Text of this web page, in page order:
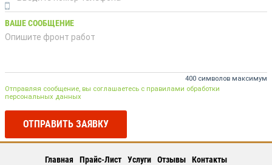
ВАШЕ СООБЩЕНИЕ
400 символов максимум
Отправляя сообщение, вы соглашаетесь с правилами обработки
персональных данных
ОТПРАВИТЬ ЗАЯВКУ
Главная Прайс-Лист Услуги Отзывы
Контакты